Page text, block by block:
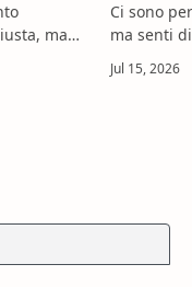
ma
È spesso
Ci sono
ma senti
alzi,
famiglia,